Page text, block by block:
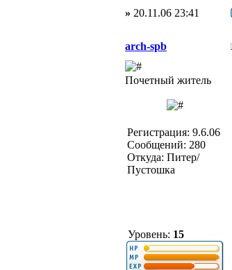
» 20.11.06 23:41
arch-spb
Почетный житель
Регистрация: 9.6.06
Сообщений: 280
Откуда: Питер/
Пустошка
Уровень: 15